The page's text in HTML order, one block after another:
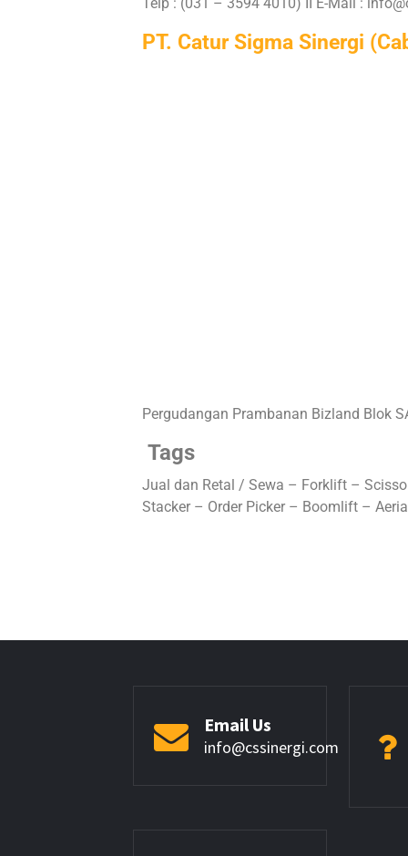
PT. Catur Sigma Sinergi
Pergudangan Prambanan Bizland Blok
Tags
Jual dan Retal / Sewa – Forklift –
Stacker – Order Picker – Boomlift –
Email Us
info@cssinergi.com